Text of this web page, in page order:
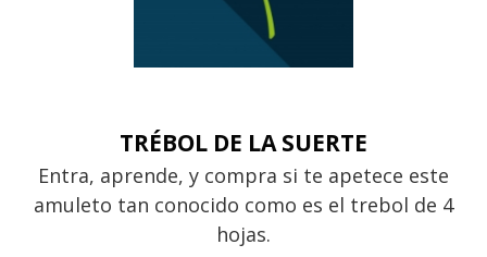
TRÉBOL DE LA SUERTE
Entra, aprende, y compra si te apetece este
amuleto tan conocido como es el trebol de 4
hojas.